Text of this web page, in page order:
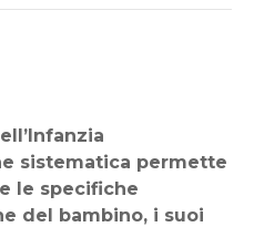
sistematica permette
le specifiche
del bambino, i suoi